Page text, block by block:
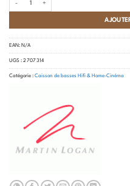
EAN: N/A
UGS : 2 707 314
Catégorie : Caisson de basses Hifi & Home-Cinéma